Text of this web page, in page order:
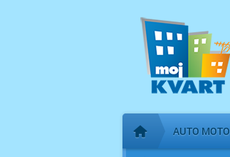
Početna stranica
AUTO MOTO